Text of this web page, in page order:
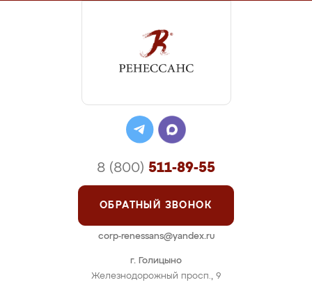
г. Голицыно
Железнодорожный просп., 9
8 (800) 511-89-55
ОБРАТНЫЙ ЗВОНОК
corp-renessans@yandex.ru